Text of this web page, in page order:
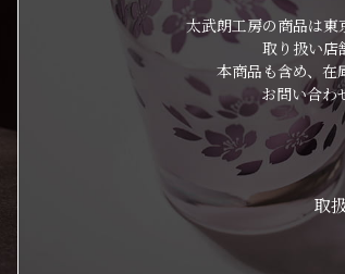
太武朗工房の商品は東
取り扱い店
本商品も含め、在
お問い合わ
取